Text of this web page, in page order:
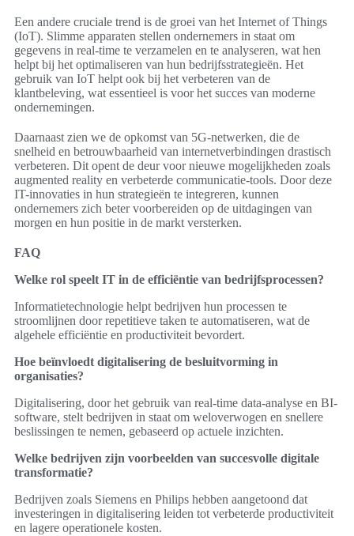
Een andere cruciale trend is de groei van het Internet of Things
(IoT). Slimme apparaten stellen ondernemers in staat om
gegevens in real-time te verzamelen en te analyseren, wat hen
helpt bij het optimaliseren van hun bedrijfsstrategieën. Het
gebruik van IoT helpt ook bij het verbeteren van de
klantbeleving, wat essentieel is voor het succes van moderne
ondernemingen.
Daarnaast zien we de opkomst van 5G-netwerken, die de
snelheid en betrouwbaarheid van internetverbindingen drastisch
verbeteren. Dit opent de deur voor nieuwe mogelijkheden zoals
augmented reality en verbeterde communicatie-tools. Door deze
IT-innovaties in hun strategieën te integreren, kunnen
ondernemers zich beter voorbereiden op de uitdagingen van
morgen en hun positie in de markt versterken.
FAQ
Welke rol speelt IT in de efficiëntie van bedrijfsprocessen?
Informatietechnologie helpt bedrijven hun processen te
stroomlijnen door repetitieve taken te automatiseren, wat de
algehele efficiëntie en productiviteit bevordert.
Hoe beïnvloedt digitalisering de besluitvorming in
organisaties?
Digitalisering, door het gebruik van real-time data-analyse en BI-
software, stelt bedrijven in staat om weloverwogen en snellere
beslissingen te nemen, gebaseerd op actuele inzichten.
Welke bedrijven zijn voorbeelden van succesvolle digitale
transformatie?
Bedrijven zoals Siemens en Philips hebben aangetoond dat
investeringen in digitalisering leiden tot verbeterde productiviteit
en lagere operationele kosten.